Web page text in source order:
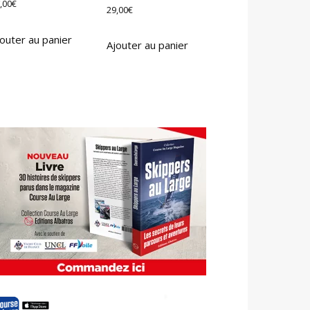
€
au panier
29,00€
Ajouter au panier